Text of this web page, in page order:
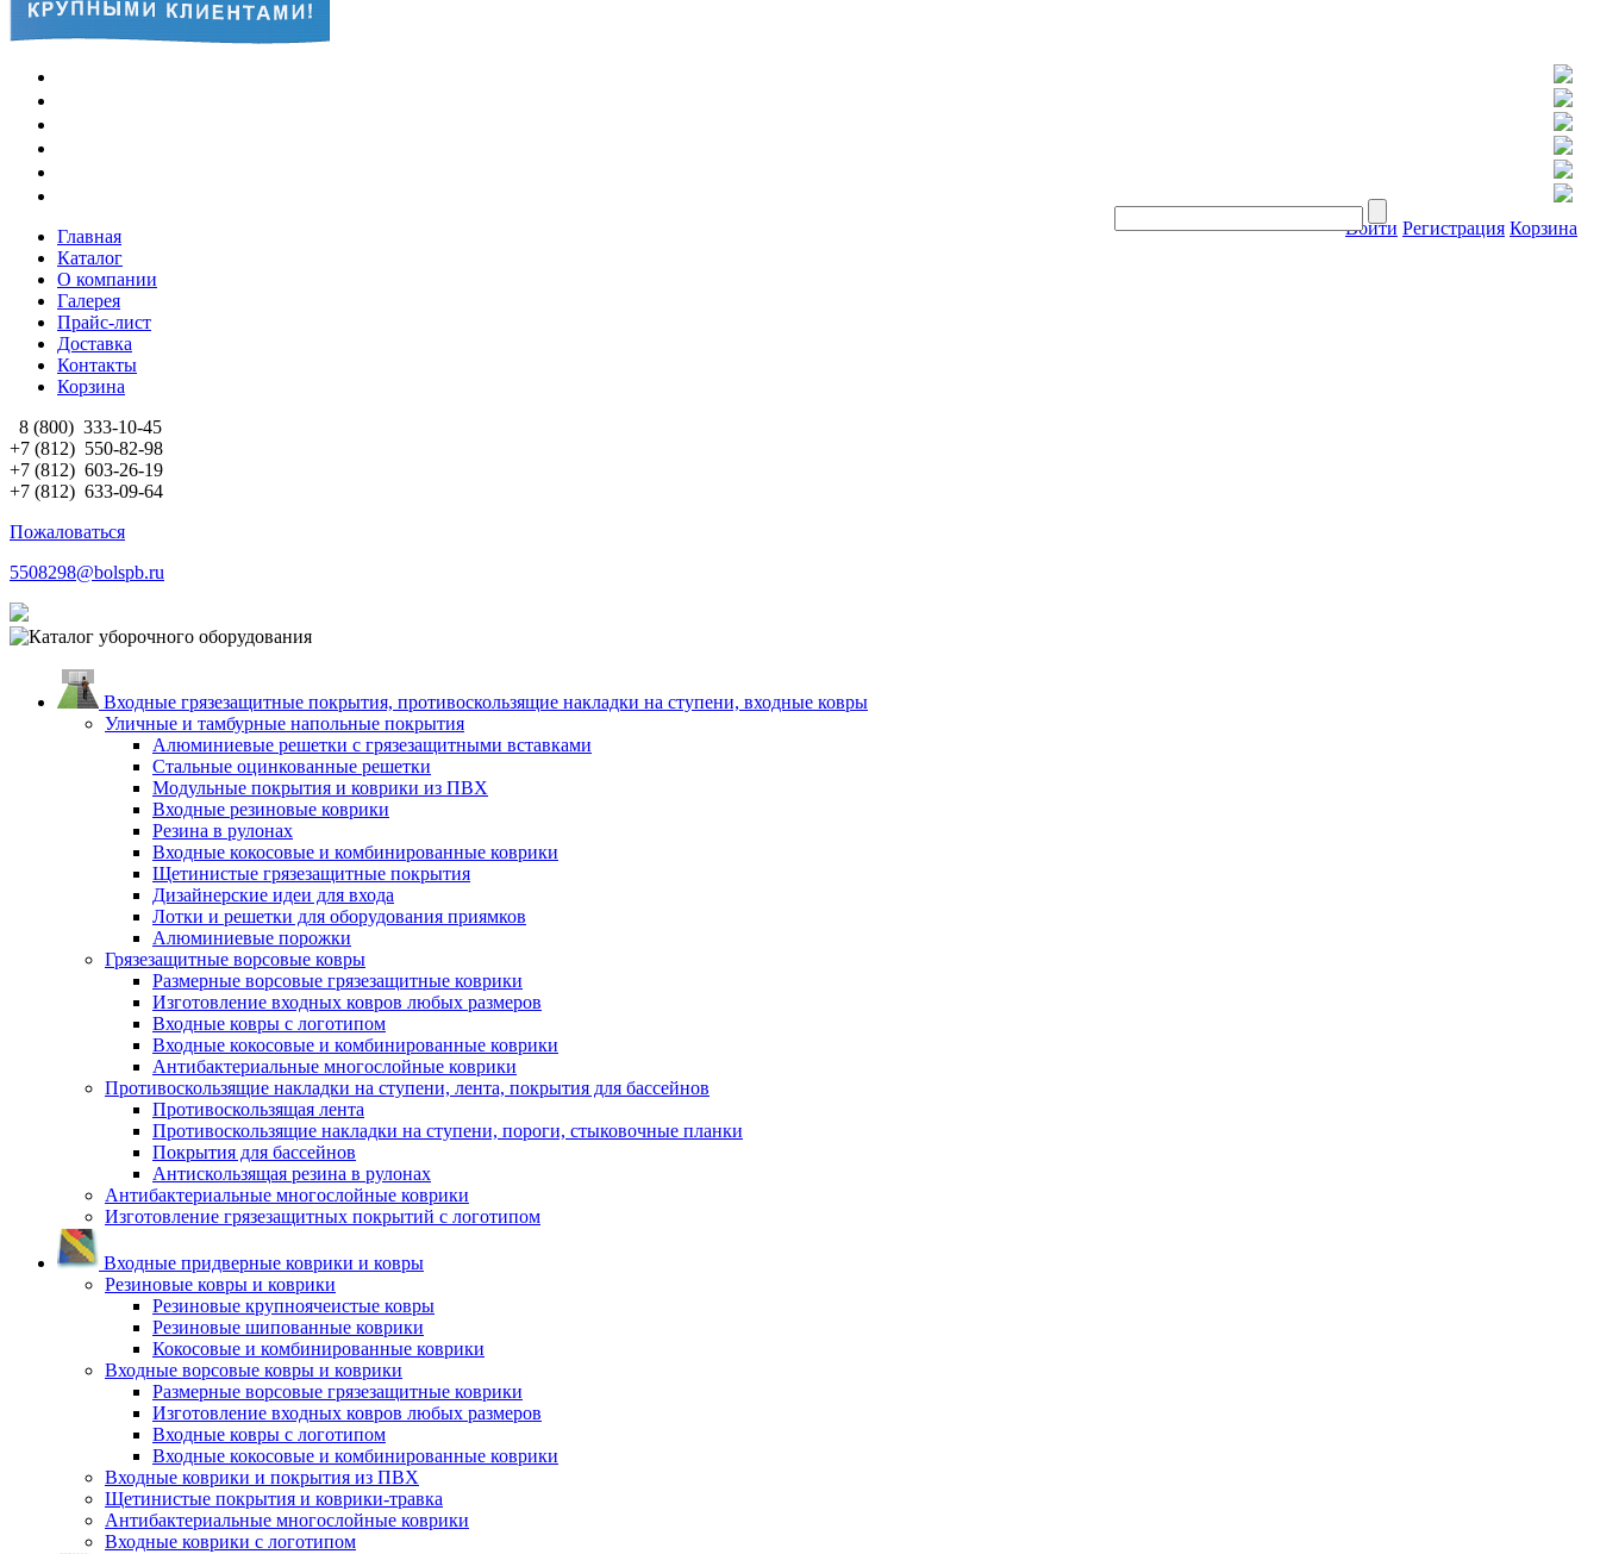
Войти Регистрация Корзина
Главная
Каталог
О компании
Галерея
Прайс-лист
Доставка
Контакты
Корзина
8 (800) 333-10-45
+7 (812) 550-82-98
+7 (812) 603-26-19
+7 (812) 633-09-64
Пожаловаться
5508298@bolspb.ru
Входные грязезащитные покрытия, противоскользящие накладки на ступени, входные ковры
Уличные и тамбурные напольные покрытия
Алюминиевые решетки с грязезащитными вставками
Стальные оцинкованные решетки
Модульные покрытия и коврики из ПВХ
Входные резиновые коврики
Резина в рулонах
Входные кокосовые и комбинированные коврики
Щетинистые грязезащитные покрытия
Дизайнерские идеи для входа
Лотки и решетки для оборудования приямков
Алюминиевые порожки
Грязезащитные ворсовые ковры
Размерные ворсовые грязезащитные коврики
Изготовление входных ковров любых размеров
Входные ковры с логотипом
Входные кокосовые и комбинированные коврики
Антибактериальные многослойные коврики
Противоскользящие накладки на ступени, лента, покрытия для бассейнов
Противоскользящая лента
Противоскользящие накладки на ступени, пороги, стыковочные планки
Покрытия для бассейнов
Антискользящая резина в рулонах
Антибактериальные многослойные коврики
Изготовление грязезащитных покрытий с логотипом
Входные придверные коврики и ковры
Резиновые ковры и коврики
Резиновые крупноячеистые ковры
Резиновые шипованные коврики
Кокосовые и комбинированные коврики
Входные ворсовые ковры и коврики
Размерные ворсовые грязезащитные коврики
Изготовление входных ковров любых размеров
Входные ковры с логотипом
Входные кокосовые и комбинированные коврики
Входные коврики и покрытия из ПВХ
Щетинистые покрытия и коврики-травка
Антибактериальные многослойные коврики
Входные коврики с логотипом